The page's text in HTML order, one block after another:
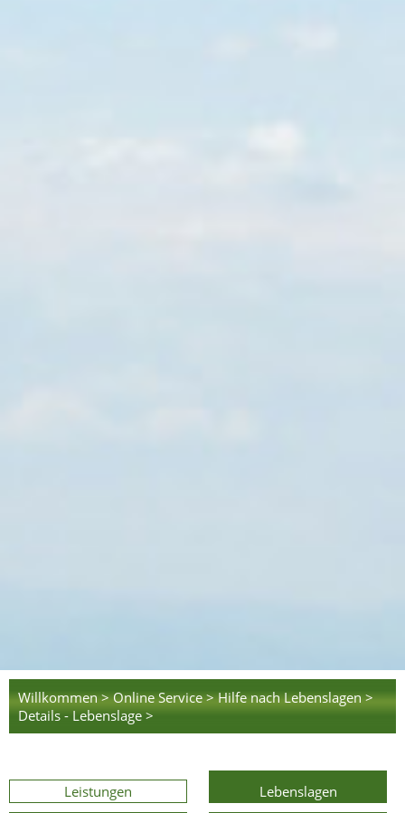
Willkommen > Online Service > Hilfe nach Lebenslagen >
Details - Lebenslage >
Leistungen Lebenslagen